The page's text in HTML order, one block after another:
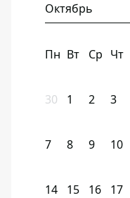
Октябрь
Пн Вт Ср Чт
30 1 2 3
7 8 9 10
14 15 16 17